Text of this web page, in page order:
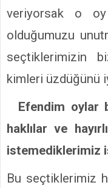
veriyorsak o oy
olduğumuzu
seçtiklerimizin
kimleri üzdüğünü
Efendim oylar
haklılar ve
istemediklerimiz
Bu seçtiklerimiz